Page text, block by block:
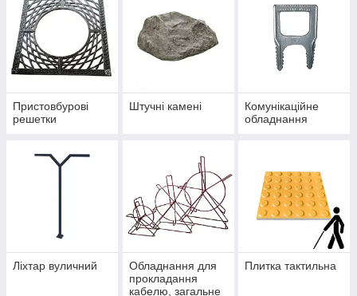
Пристовбурові
решетки
Штучні камені
Комунікаційне
обладнання
Ліхтар вуличний
Обладнання для
прокладання
кабелю, загальне
Плитка тактильна